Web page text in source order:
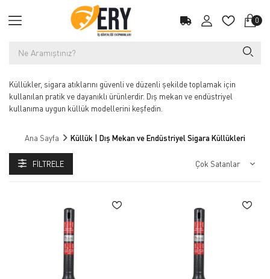
0
Küllükler, sigara atıklarını güvenli ve düzenli şekilde toplamak için
kullanılan pratik ve dayanıklı ürünlerdir. Dış mekan ve endüstriyel
kullanıma uygun küllük modellerini keşfedin.
Ana Sayfa Küllük | Dış Mekan ve Endüstriyel Sigara Küllükleri
FILTRELE